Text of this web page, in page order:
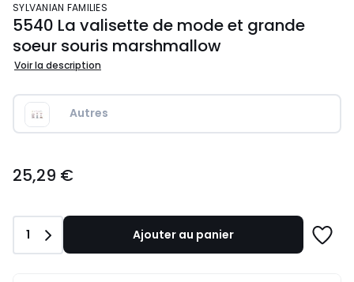
SYLVANIAN FAMILIES
5540 La valisette de mode et grande
soeur souris marshmallow
Voir la description
Autres
€.
25,29 €
Quantité
1 Ajouter au panier